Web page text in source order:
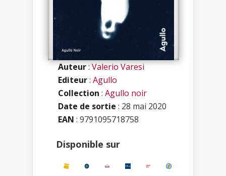
Auteur:Valerio Varesi
Editeur: Agullo
Collection : Agullo noir
Date de sortie : 28 mai 2020
EAN : 9791095718758
Disponible sur